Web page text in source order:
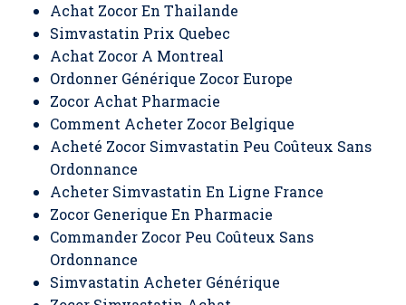
Achat Zocor En Thailande
Simvastatin Prix Quebec
Achat Zocor A Montreal
Ordonner Générique Zocor Europe
Zocor Achat Pharmacie
Comment Acheter Zocor Belgique
Acheté Zocor Simvastatin Peu Coûteux Sans
Ordonnance
Acheter Simvastatin En Ligne France
Zocor Generique En Pharmacie
Commander Zocor Peu Coûteux Sans
Ordonnance
Simvastatin Acheter Générique